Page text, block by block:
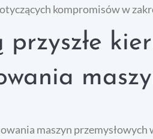
kompromisów w
przyszłe
maszyn